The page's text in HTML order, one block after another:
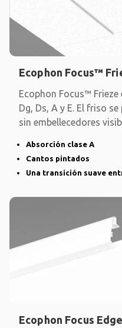
Ecophon Focus™
Ecophon Focus™
Dg, Ds, A y E. El friso
sin embellecedores
Absorción clase A
Cantos pintados
Una transición suave
Ecophon Focus